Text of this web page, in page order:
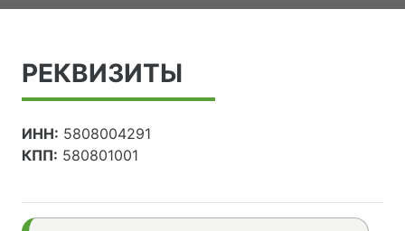
РЕКВИЗИТЫ
ИНН: 5808004291
КПП: 580801001